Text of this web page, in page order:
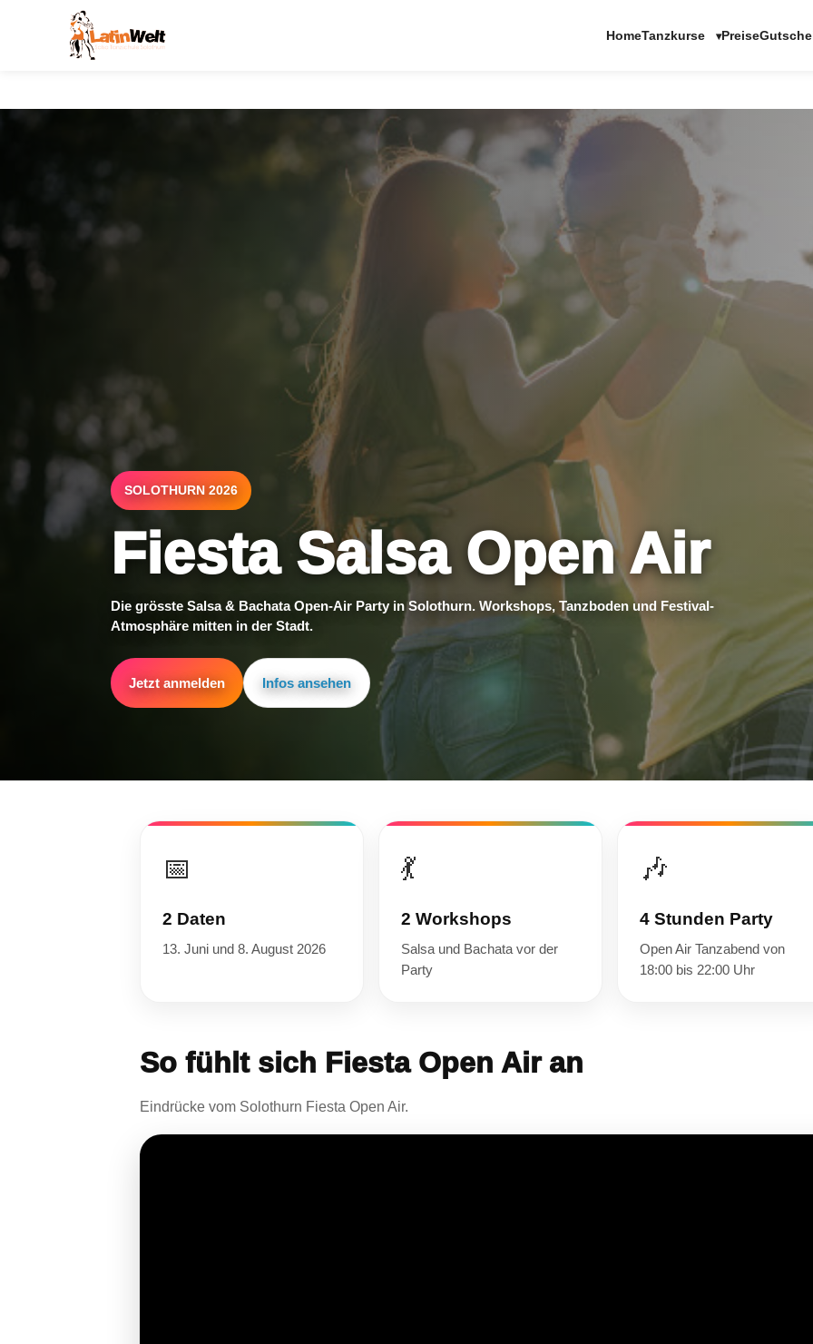
HomeTanzkurse ▾Preise
SOLOTHURN 2026
Fiesta Salsa Open Air
Die grösste Salsa & Bachata Open-Air Party in Solothurn. Workshops, Tanzboden und Festival-
Atmosphäre mitten in der Stadt.
Jetzt anmelden Infos ansehen
📅
2 Daten
13. Juni und 8. August 2026
💃
2 Workshops
Salsa und Bachata vor der
Party
🎶
4 Stunden Party
Open Air Tanzabend von
18:00 bis 22:00 Uhr
So fühlt sich Fiesta Open Air an
Eindrücke vom Solothurn Fiesta Open Air.